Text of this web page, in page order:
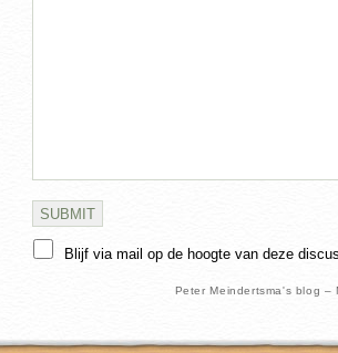
Blijf via mail op de hoogte van deze
Peter Meindertsma's blog